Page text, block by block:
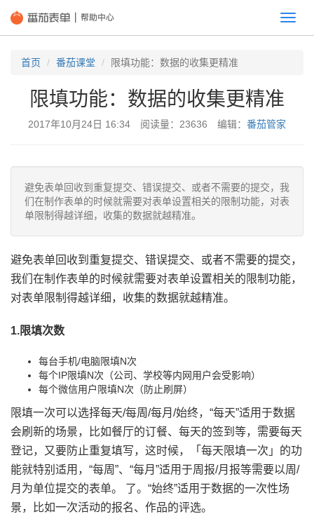
切
换
首页 番茄课堂 限填功能：数据的收集更精准
限填功能：数据的收集更精准
2017年10月24日 16:34 阅读量：23636 编辑： 番茄管家
避免表单回收到重复提交、错误提交、或者不需要的提交，我
们在制作表单的时候就需要对表单设置相关的限制功能，对表
单限制得越详细，收集的数据就越精准。
避免表单回收到重复提交、错误提交、或者不需要的提交，
我们在制作表单的时候就需要对表单设置相关的限制功能，
对表单限制得越详细，收集的数据就越精准。
1.限填次数
每台手机/电脑限填N次
每个IP限填N次（公司、学校等内网用户会受影响）
每个微信用户限填N次（防止刷屏）
限填一次可以选择每天/每周/每月/始终，“每天”适用于数据
会刷新的场景，比如餐厅的订餐、每天的签到等，需要每天
登记，又要防止重复填写，这时候，「每天限填一次」的功
能就特别适用，“每周”、“每月”适用于周报/月报等需要以周/
月为单位提交的表单。 了。“始终”适用于数据的一次性场
景，比如一次活动的报名、作品的评选。